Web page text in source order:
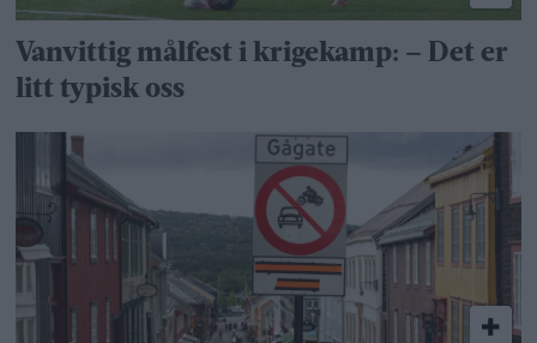
Vanvittig målfest i krigekamp: – Det er
litt typisk oss